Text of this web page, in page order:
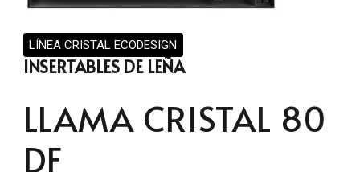
LÍNEA CRISTAL ECODESIGN
INSERTABLES DE LEÑA
LLAMA CRISTAL 80
DF